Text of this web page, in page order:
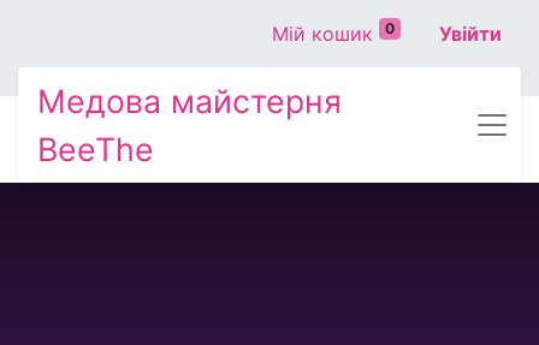
Мій кошик 0 Увійти
Медова майстерня
BeeThe